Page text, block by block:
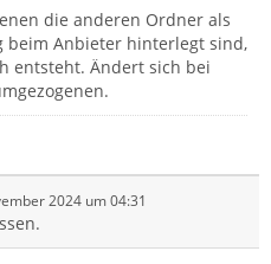
die anderen Ordner als
beim Anbieter hinterlegt sind,
entsteht. Ändert sich bei
2024 um 04:31